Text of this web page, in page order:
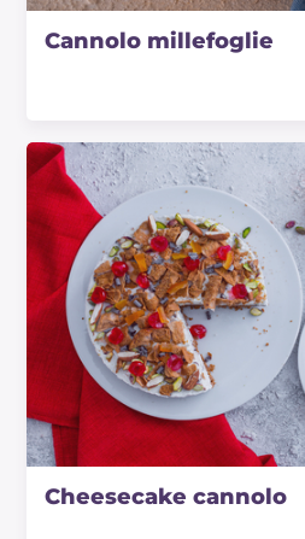
Cannolo millefoglie
Cheesecake cannolo